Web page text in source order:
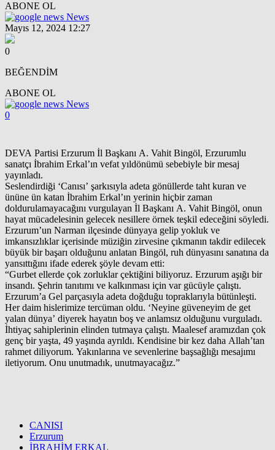
ABONE OL
News
Mayıs 12, 2024 12:27
0
BEĞENDİM
ABONE OL
News
0
DEVA Partisi Erzurum İl Başkanı A. Vahit Bingöl, Erzurumlu
sanatçı İbrahim Erkal’ın vefat yıldönümü sebebiyle bir mesaj
yayınladı.
Seslendirdiği ‘Canısı’ şarkısıyla adeta gönüllerde taht kuran ve
ününe ün katan İbrahim Erkal’ın yerinin hiçbir zaman
doldurulamayacağını vurgulayan İl Başkanı A. Vahit Bingöl, onun
hayat mücadelesinin gelecek nesillere örnek teşkil edeceğini söyledi.
Erzurum’un Narman ilçesinde dünyaya gelip yokluk ve
imkansızlıklar içerisinde müziğin zirvesine çıkmanın takdir edilecek
büyük bir başarı olduğunu anlatan Bingöl, ruh dünyasını sanatına da
yansıttığını ifade ederek şöyle devam etti:
“Gurbet ellerde çok zorluklar çektiğini biliyoruz. Erzurum aşığı bir
insandı. Şehrin tanıtımı ve kalkınması için var gücüyle çalıştı.
Erzurum’a Gel parçasıyla adeta doğduğu topraklarıyla bütünleşti.
Her daim hislerimize tercüman oldu. ‘Neyine güveneyim de get
yalan dünya’ diyerek hayatın boş ve anlamsız olduğunu vurguladı.
İhtiyaç sahiplerinin elinden tutmaya çalıştı. Maalesef aramızdan çok
genç bir yaşta, 49 yaşında ayrıldı. Kendisine bir kez daha Allah’tan
rahmet diliyorum. Yakınlarına ve sevenlerine başsağlığı mesajımı
iletiyorum. Onu unutmadık, unutmayacağız.”
CANISI
Erzurum
İBRAHİM ERKAL